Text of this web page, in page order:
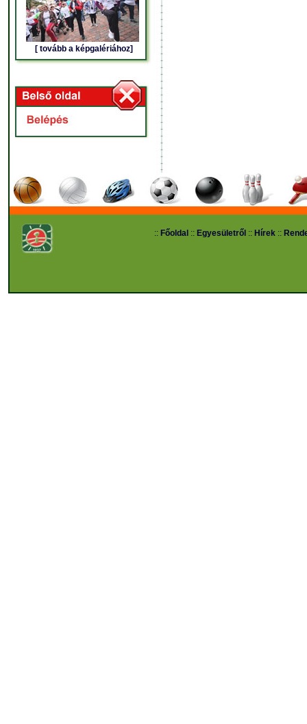
[ tovább a képgalériához]
:: Főoldal :: Egyesületről :: Hírek ::